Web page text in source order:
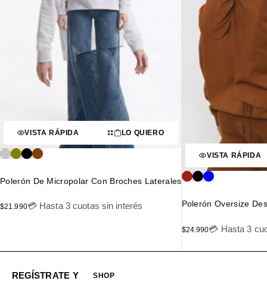
VISTA RÁPIDA LO QUIERO
Polerón De Micropolar Con Broches Laterales
$21.990💳 Hasta 3 cuotas sin interés
VISTA RÁPIDA
Polerón Oversize
$24.990💳 Hasta 3
REGÍSTRATE Y
SHOP